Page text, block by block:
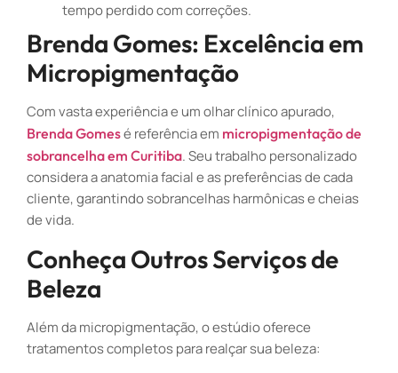
tempo perdido com correções.
Brenda Gomes: Excelência em
Micropigmentação
Com vasta experiência e um olhar clínico apurado,
Brenda Gomesé referência em micropigmentação de
sobrancelha em Curitiba. Seu trabalho personalizado
considera a anatomia facial e as preferências de cada
cliente, garantindo sobrancelhas harmônicas e cheias
de vida.
Conheça Outros Serviços de
Beleza
Além da micropigmentação, o estúdio oferece
tratamentos completos para realçar sua beleza: